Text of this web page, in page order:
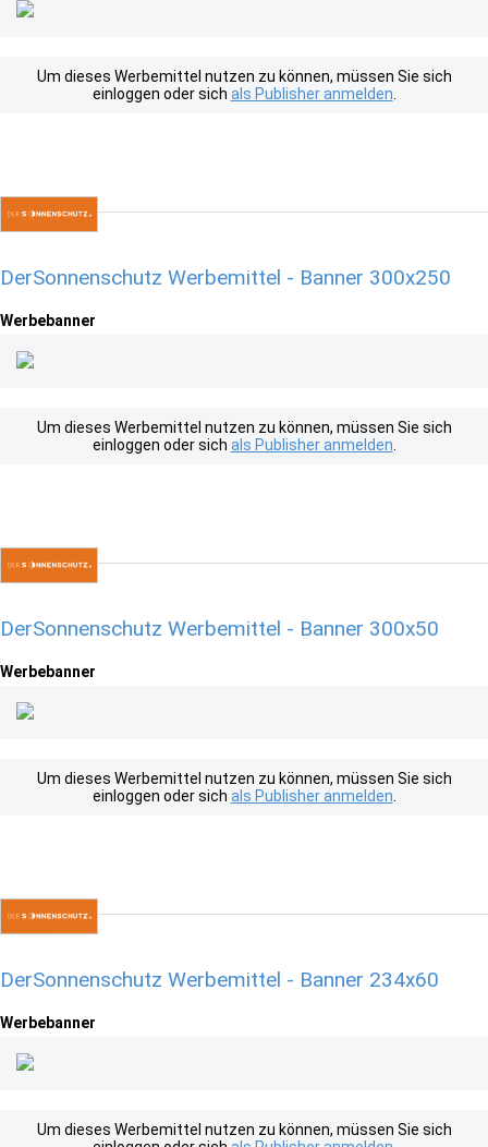
Um dieses Werbemittel nutzen zu können, müssen Sie sich
einloggen oder sich als Publisher anmelden
DerSonnenschutz Werbemittel - Banner 300x250
Werbebanner
Um dieses Werbemittel nutzen zu können, müssen Sie sich
einloggen oder sich als Publisher anmelden
DerSonnenschutz Werbemittel - Banner 300x50
Werbebanner
Um dieses Werbemittel nutzen zu können, müssen Sie sich
einloggen oder sich als Publisher anmelden
DerSonnenschutz Werbemittel - Banner 234x60
Werbebanner
Um dieses Werbemittel nutzen zu können, müssen Sie sich